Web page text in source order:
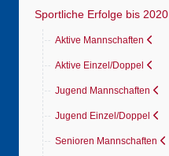
Sportliche Erfolge bis 2020
Aktive Mannschaften
Aktive Einzel/Doppel
Jugend Mannschaften
Jugend Einzel/Doppel
Senioren Mannschaften